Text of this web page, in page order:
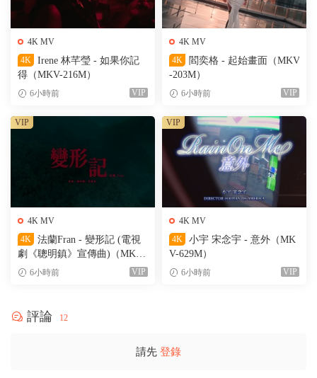
4K MV
4K
Irene 林芊瑩 - 如果你記
得（MKV-216M）
6小時前 VIP
4K MV
4K
閻奕格 - 起始畫面（MKV
-203M）
6小時前 VIP
4K MV
4K
法蘭Fran - 變形記 (電視
劇《聰明鎮》宣傳曲)（MKV-
205M）
6小時前 VIP
VIP
4K MV
4K
小宇 宋念宇 - 意外（MK
V-629M）
6小時前 VIP
VIP
評論 12
請先 登錄